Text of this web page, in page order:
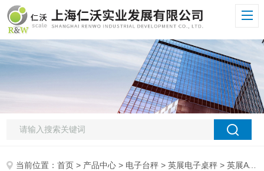
当前位置：首页 > 产品中心 > 电子台秤 >英展电子桌秤 > 英展AWH电子称维修 上海英展AWH-3kg电子桌秤 AWH桌秤说明书